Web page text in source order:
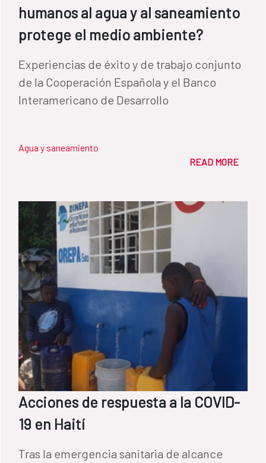
humanos al agua y al saneamiento
protege el medio ambiente?
Experiencias de éxito y de trabajo conjunto
de la Cooperación Española y el Banco
Interamericano de Desarrollo
Agua y saneamiento
READ MORE
Acciones de respuesta a la COVID-
19 en Haití
Tras la emergencia sanitaria de alcance